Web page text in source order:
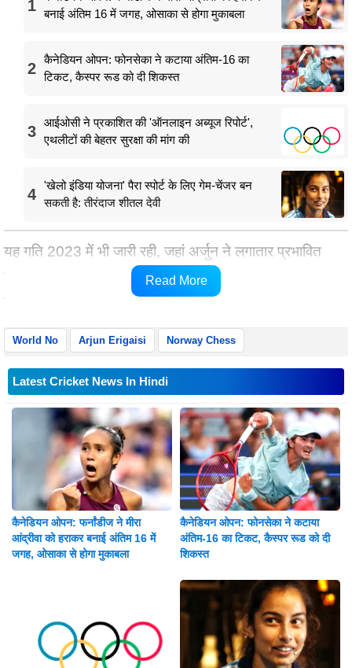
1 बनाई अंतिम 16 में जगह, ओसाका से होगा मुकाबला
2
कैनेडियन ओपन: फोनसेका ने कटाया अंतिम-16 का
टिकट, कैस्पर रूड को दी शिकस्त
3
आईओसी ने प्रकाशित की 'ऑनलाइन अब्यूज रिपोर्ट',
एथलीटों की बेहतर सुरक्षा की मांग की
4
'खेलो इंडिया योजना' पैरा स्पोर्ट के लिए गेम-चेंजर बन
सकती है: तीरंदाज शीतल देवी
यह गति 2023 में भी जारी रही, जहां अर्जुन ने लगातार प्रभावित
करना जारी रखा। मार्च में, वह शारजाह मास्टर्स के विजेता के रूप में
उभरे, और बाद में वर्ष में, वह विश्व कप के क्वार्टर फाइनल में पहुंचे।
Read More
World No Arjun Erigaisi Norway Chess
Latest Cricket News In Hindi
कैनेडियन ओपन: फर्नांडीज ने मीरा
आंद्रीवा को हराकर बनाई अंतिम 16 में
जगह, ओसाका से होगा मुकाबला
कैनेडियन ओपन: फोनसेका ने कटाया
अंतिम-16 का टिकट, कैस्पर रूड को दी
शिकस्त